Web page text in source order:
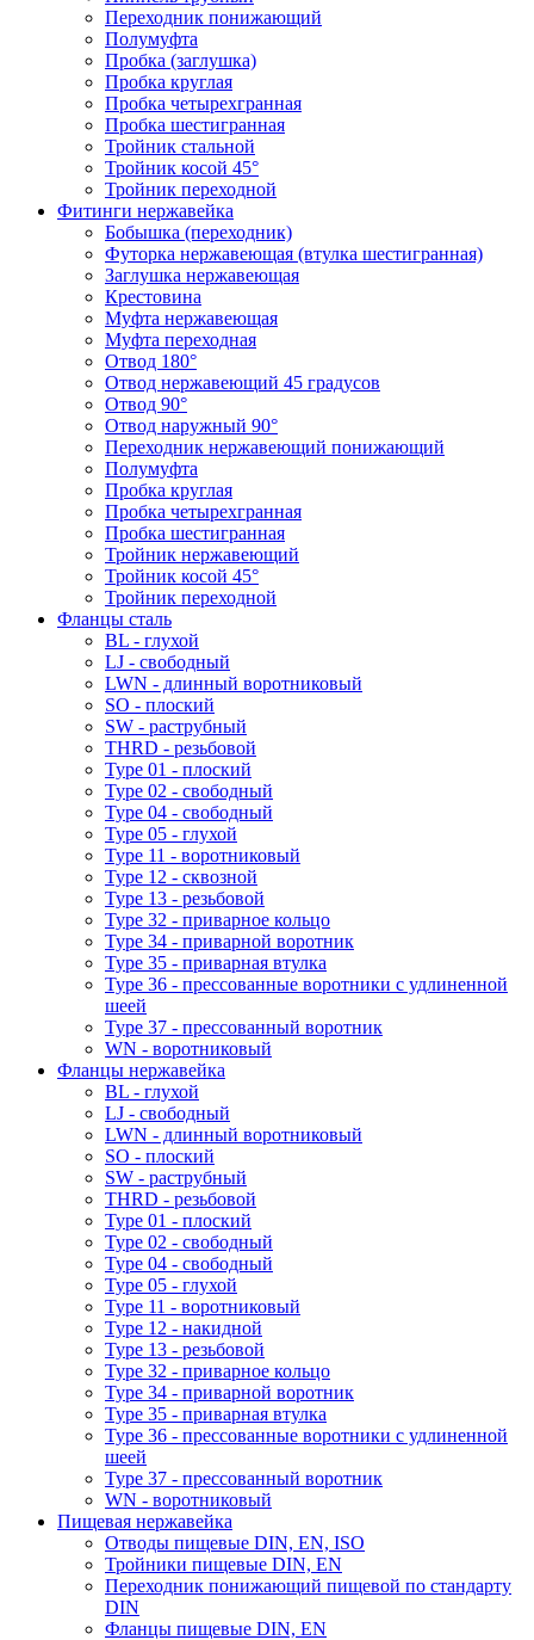
Переходник понижающий
Полумуфта
Пробка (заглушка)
Пробка круглая
Пробка четырехгранная
Пробка шестигранная
Тройник стальной
Тройник косой 45°
Тройник переходной
Фитинги нержавейка
Бобышка (переходник)
Футорка нержавеющая (втулка шестигранная)
Заглушка нержавеющая
Крестовина
Муфта нержавеющая
Муфта переходная
Отвод 180°
Отвод нержавеющий 45 градусов
Отвод 90°
Отвод наружный 90°
Переходник нержавеющий понижающий
Полумуфта
Пробка круглая
Пробка четырехгранная
Пробка шестигранная
Тройник нержавеющий
Тройник косой 45°
Тройник переходной
Фланцы сталь
BL - глухой
LJ - свободный
LWN - длинный воротниковый
SO - плоский
SW - раструбный
THRD - резьбовой
Type 01 - плоский
Type 02 - свободный
Type 04 - свободный
Type 05 - глухой
Type 11 - воротниковый
Type 12 - сквозной
Type 13 - резьбовой
Type 32 - приварное кольцо
Type 34 - приварной воротник
Type 35 - приварная втулка
Type 36 - прессованные воротники с удлиненной
шеей
Type 37 - прессованный воротник
WN - воротниковый
Фланцы нержавейка
BL - глухой
LJ - свободный
LWN - длинный воротниковый
SO - плоский
SW - раструбный
THRD - резьбовой
Type 01 - плоский
Type 02 - свободный
Type 04 - свободный
Type 05 - глухой
Type 11 - воротниковый
Type 12 - накидной
Type 13 - резьбовой
Type 32 - приварное кольцо
Type 34 - приварной воротник
Type 35 - приварная втулка
Type 36 - прессованные воротники с удлиненной
шеей
Type 37 - прессованный воротник
WN - воротниковый
Пищевая нержавейка
Отводы пищевые DIN, EN, ISO
Тройники пищевые DIN, EN
Переходник понижающий пищевой по стандарту
DIN
Фланцы пищевые DIN, EN